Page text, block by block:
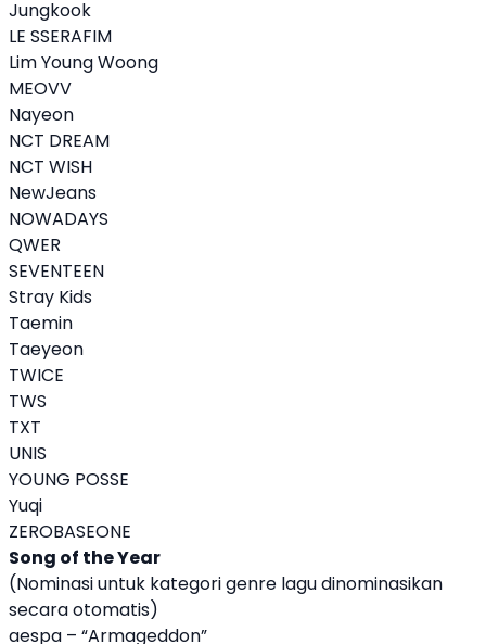
Jungkook
LE SSERAFIM
Lim Young Woong
MEOVV
Nayeon
NCT DREAM
NCT WISH
NewJeans
NOWADAYS
QWER
SEVENTEEN
Stray Kids
Taemin
Taeyeon
TWICE
TWS
TXT
UNIS
YOUNG POSSE
Yuqi
ZEROBASEONE
Song of the Year
(Nominasi untuk kategori genre lagu dinominasikan
secara otomatis)
aespa – “Armageddon”